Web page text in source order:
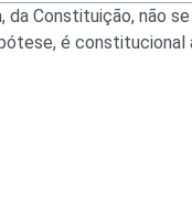
Constituição, não
é constitucional